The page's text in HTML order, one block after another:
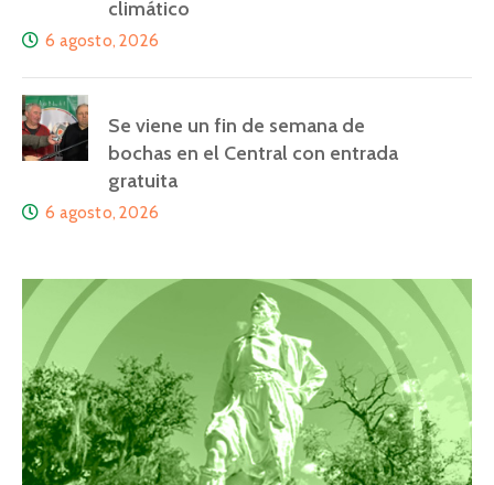
climático
6 agosto, 2026
Se viene un fin de semana de
bochas en el Central con entrada
gratuita
6 agosto, 2026